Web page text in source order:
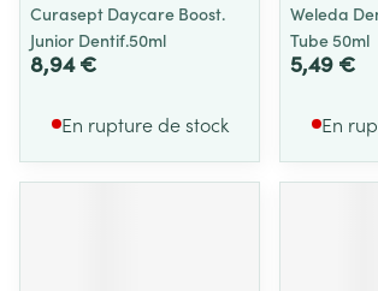
Curasept Daycare Boost.
Junior Dentif.50ml
8,94 €
En rupture de stock
Weleda
Tube 50ml
5,49 €
En